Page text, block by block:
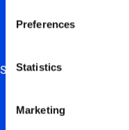
Preferences
Statistics
Marketing
Elektrische
Services